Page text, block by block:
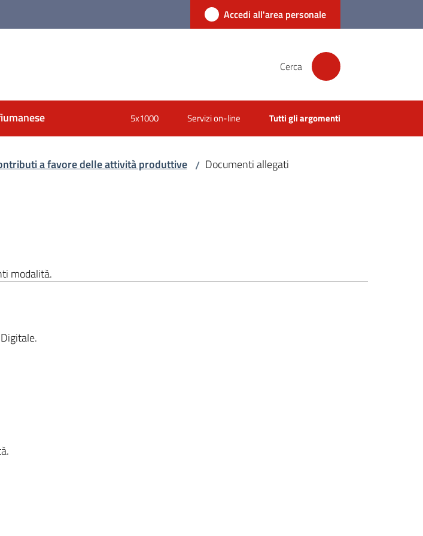
Accedi all'area personale
Cerca
5x1000 Servizi on-line Tutti gli argomenti
a favore delle attività produttive / Documenti allegati
modalità.